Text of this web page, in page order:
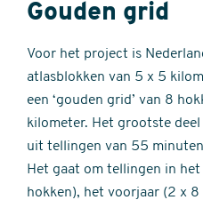
Gouden grid
Voor het project is
atlasblokken van 5 x 5
een ‘gouden grid’ van 8
kilometer. Het grootste
uit tellingen van 55
Het gaat om tellingen in
hokken), het voorjaar (2 x 8